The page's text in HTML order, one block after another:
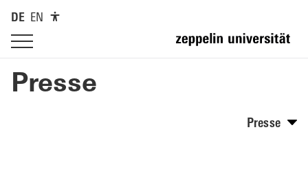
DE EN
Presse
Presse